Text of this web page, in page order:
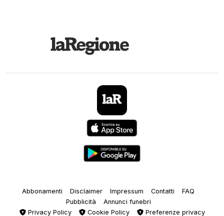
Abbonamenti Disclaimer Impressum Contatti
FAQ
Pubblicità
Annunci funebri
Privacy Policy
Cookie Policy Preferenze privacy